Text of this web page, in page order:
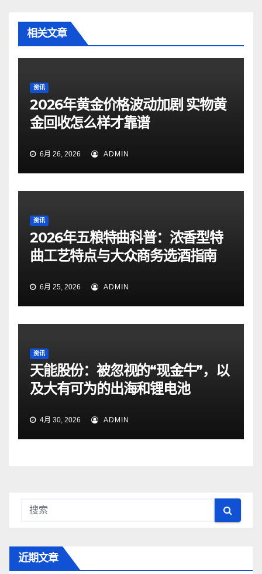
相关文章
资讯
2026年黄金价格波动加剧 实物黄
金回收怎么样才靠谱
6月 26, 2026 ADMIN
资讯
2026年五粮特曲科普：浓香型特
曲工艺特点与大众商务选酒指南
6月 25, 2026 ADMIN
资讯
天能股份：被忽视的“现金牛”，以
及大有可为的出海和锂电池
4月 30, 2026 ADMIN
近期文章